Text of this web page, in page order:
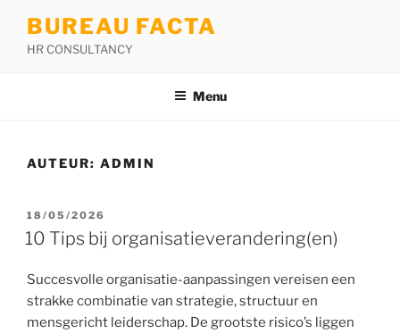
BUREAU FACTA
HR CONSULTANCY
Menu
AUTEUR: ADMIN
GEPLAATST
OP
18/05/2026
10 Tips bij organisatieverandering(en)
Succesvolle organisatie-aanpassingen vereisen een
strakke combinatie van strategie, structuur en
mensgericht leiderschap. De grootste risico’s liggen